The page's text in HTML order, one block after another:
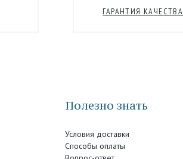
ГАРАНТИЯ КАЧЕСТВА
Полезно знать
Условия доставки
Способы оплаты